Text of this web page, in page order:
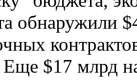
обнаружили
$17 млрд